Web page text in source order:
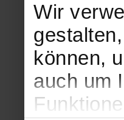
Wir
können,
auch um